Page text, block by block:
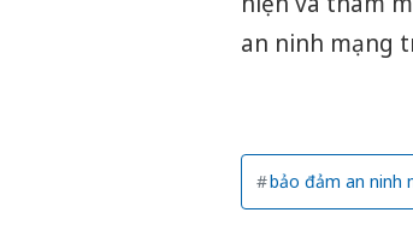
an ninh mạng
bảo đảm an ninh